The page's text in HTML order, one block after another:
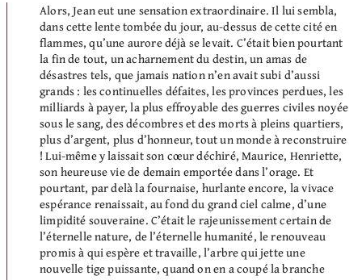
Alors, Jean eut une sensation extraordinaire. Il lui sembla,
dans cette lente tombée du jour, au-dessus de cette cité en
flammes, qu’une aurore déjà se levait. C’était bien pourtant
la fin de tout, un acharnement du destin, un amas de
désastres tels, que jamais nation n’en avait subi d’aussi
grands : les continuelles défaites, les provinces perdues, les
milliards à payer, la plus effroyable des guerres civiles noyée
sous le sang, des décombres et des morts à pleins quartiers,
plus d’argent, plus d’honneur, tout un monde à reconstruire
! Lui-même y laissait son cœur déchiré, Maurice, Henriette,
son heureuse vie de demain emportée dans l’orage. Et
pourtant, par delà la fournaise, hurlante encore, la vivace
espérance renaissait, au fond du grand ciel calme, d’une
limpidité souveraine. C’était le rajeunissement certain de
l’éternelle nature, de l’éternelle humanité, le renouveau
promis à qui espère et travaille, l’arbre qui jette une
nouvelle tige puissante, quand on en a coupé la branche